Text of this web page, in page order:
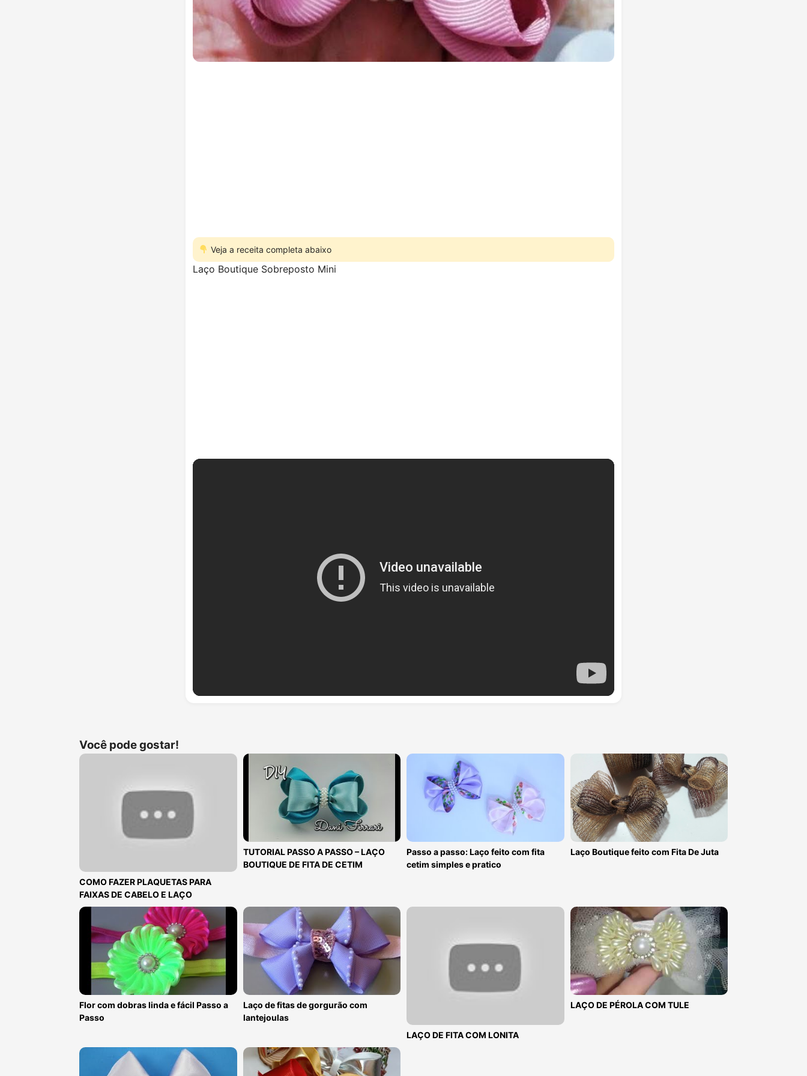
Veja a receita completa abaixo
Laço Boutique Sobreposto Mini
Você pode gostar!
COMO FAZER PLAQUETAS PARA
FAIXAS DE CABELO E LAÇO
TUTORIAL PASSO A PASSO – LAÇO
BOUTIQUE DE FITA DE CETIM
Passo a passo: Laço feito com fita
cetim simples e pratico
Laço Boutique feito com Fita De Juta
Flor com dobras linda e fácil Passo a
Passo
Laço de fitas de gorgurão com
lantejoulas
LAÇO DE FITA COM LONITA
LAÇO DE PÉROLA COM TULE